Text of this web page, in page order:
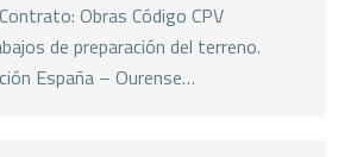
Obras Código CPV
de preparación del terreno.
España – Ourense…